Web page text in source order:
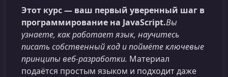
Этот курс — ваш первый уверенный шаг в
программирование на JavaScript.Вы
узнаете, как работает язык, научитесь
писать собственный код и поймёте ключевые
принципы веб‑разработки. Материал
подаётся простым языком и подходит даже